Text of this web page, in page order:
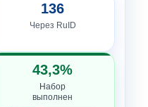
136
Через RuID
43,3%
Набор
выполнен